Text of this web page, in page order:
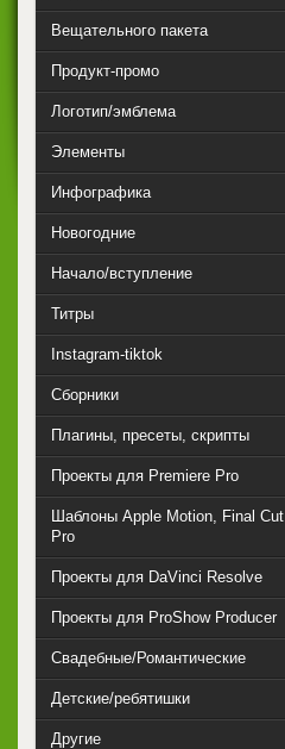
Вещательного пакета
Продукт-промо
Логотип/эмблема
Элементы
Инфографика
Новогодние
Начало/вступление
Титры
Instagram-tiktok
Сборники
Плагины, пресеты, скрипты
Проекты для Premiere Pro
Шаблоны Apple Motion, Final Cut
Pro
Проекты для DaVinci Resolve
Проекты для ProShow Producer
Свадебные/Романтические
Детские/ребятишки
Другие